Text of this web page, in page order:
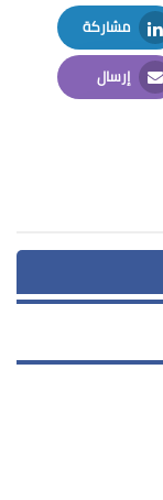
مشاركة
LinkedIn
إرسال
Email